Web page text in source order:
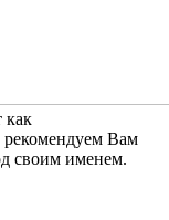
как
рекомендуем Вам
своим именем.